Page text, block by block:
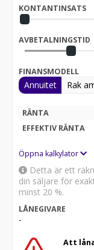
KONTANTINSATS
AVBETALNINGSTID
FINANSMODELL
Annuitet Rak
RÄNTA
EFFEKTIV RÄNTA
Öppna kalkylator
Detta är ett
din säljare för
minst 20 %.
LÅNEGIVARE
-
Att